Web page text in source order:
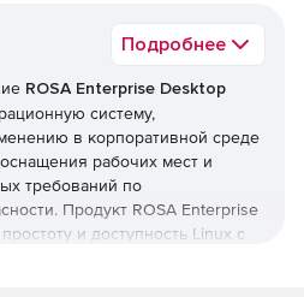
Подробнее
ROSA Enterprise Desktop
систему,
в корпоративной среде
рабочих мест и
требований по
Продукт ROSA Enterprise
и доступность Linux с